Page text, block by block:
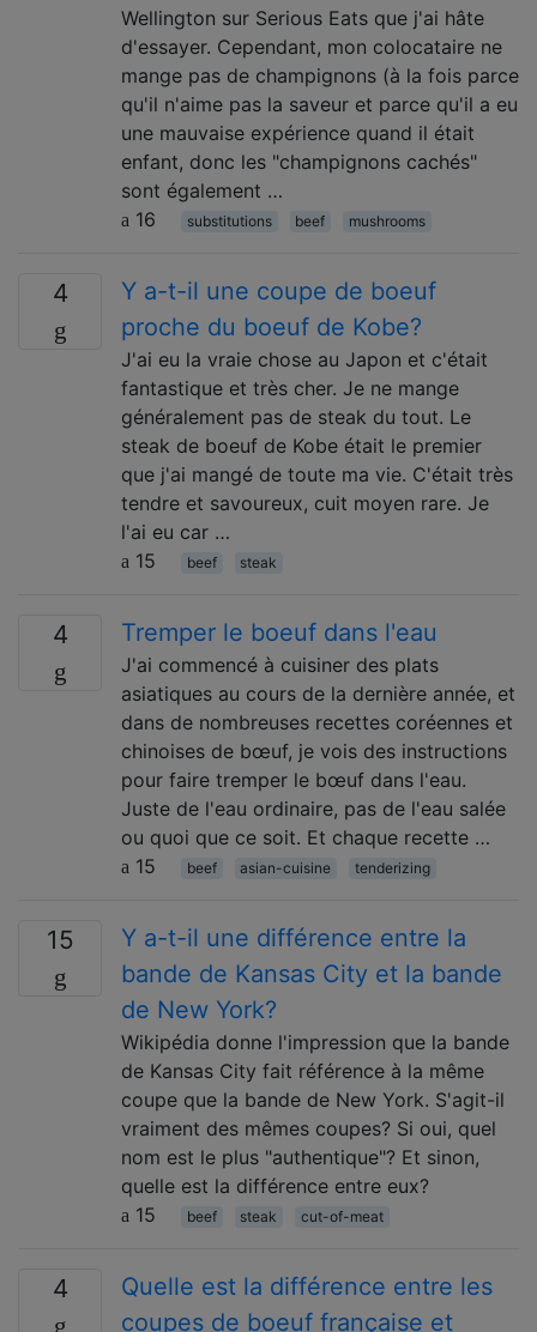
Wellington sur Serious Eats que j'ai hâte
d'essayer. Cependant, mon colocataire ne
mange pas de champignons (à la fois parce
qu'il n'aime pas la saveur et parce qu'il a eu
une mauvaise expérience quand il était
enfant, donc les "champignons cachés"
sont également …
16
substitutions beef mushrooms
4
Y a-t-il une coupe de boeuf
proche du boeuf de Kobe?
J'ai eu la vraie chose au Japon et c'était
fantastique et très cher. Je ne mange
généralement pas de steak du tout. Le
steak de boeuf de Kobe était le premier
que j'ai mangé de toute ma vie. C'était très
tendre et savoureux, cuit moyen rare. Je
l'ai eu car …
15
beef steak
4 Tremper le boeuf dans l'eau
J'ai commencé à cuisiner des plats
asiatiques au cours de la dernière année, et
dans de nombreuses recettes coréennes et
chinoises de bœuf, je vois des instructions
pour faire tremper le bœuf dans l'eau.
Juste de l'eau ordinaire, pas de l'eau salée
ou quoi que ce soit. Et chaque recette …
15
beef asian-cuisine tenderizing
15
Y a-t-il une différence entre la
bande de Kansas City et la bande
de New York?
Wikipédia donne l'impression que la bande
de Kansas City fait référence à la même
coupe que la bande de New York. S'agit-il
vraiment des mêmes coupes? Si oui, quel
nom est le plus "authentique"? Et sinon,
quelle est la différence entre eux?
15
beef steak cut-of-meat
4
Quelle est la différence entre les
coupes de boeuf française et